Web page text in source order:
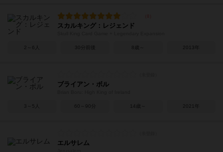
スカルキング：レジェンド
2～6人 30分前後 8歳～ 2013年
ブライアン・ボル
3～5人 60～90分 14歳～ 2021年
エルサレム